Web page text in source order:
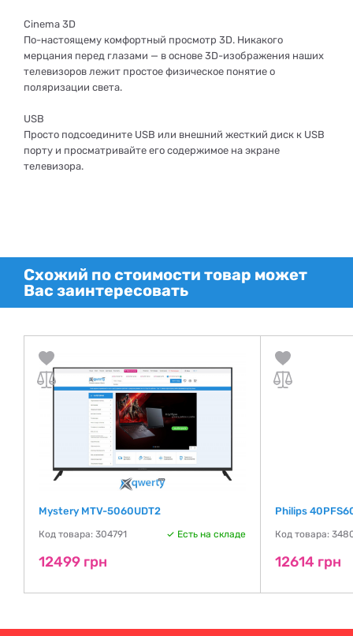
Cinema 3D
По-настоящему комфортный просмотр 3D. Никакого
мерцания перед глазами — в основе 3D-изображения наших
телевизоров лежит простое физическое понятие о
поляризации света.
USB
Просто подсоедините USB или внешний жесткий диск к USB
порту и просматривайте его содержимое на экране
телевизора.
Схожий по стоимости товар может
Вас заинтересовать
Mystery MTV-5060UDT2
Код товара: 304791 Есть на складе
12499 грн
Philips
Код товара:
12614 грн